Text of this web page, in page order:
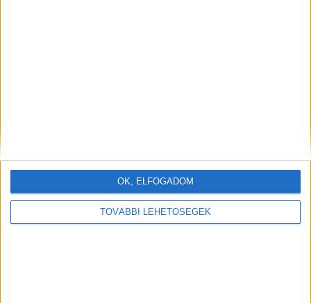
TOVÁBBI LEHETŐSÉGEK
OK, ELFOGADOM